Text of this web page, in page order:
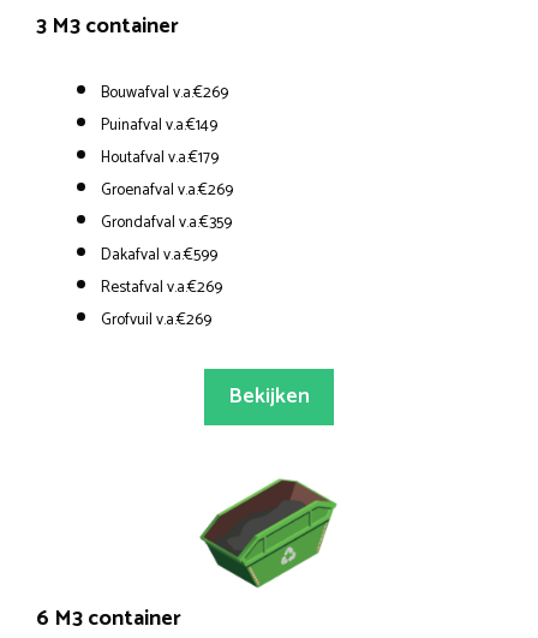
3 M3 container
Bouwafval v.a.€269
Puinafval v.a.€149
Houtafval v.a.€179
Groenafval v.a.€269
Grondafval v.a.€359
Dakafval v.a.€599
Restafval v.a.€269
Grofvuil v.a.€269
Bekijken
6 M3 container